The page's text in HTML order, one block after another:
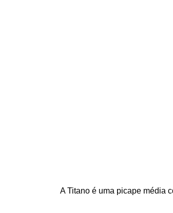
A Titano é uma picape média